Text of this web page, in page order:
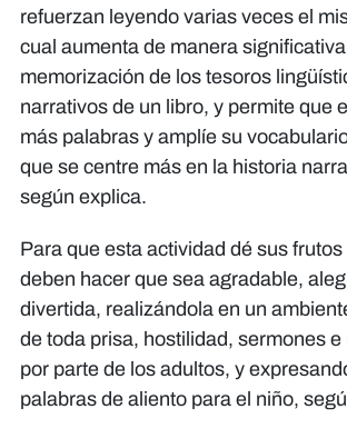
refuerzan leyendo varias veces el
cual aumenta de manera
memorización de los tesoros
narrativos de un libro, y permite que
más palabras y amplíe su
que se centre más en la historia
según explica.
Para que esta actividad dé sus
deben hacer que sea agradable,
divertida, realizándola en un
de toda prisa, hostilidad, sermones
por parte de los adultos, y
palabras de aliento para el niño,